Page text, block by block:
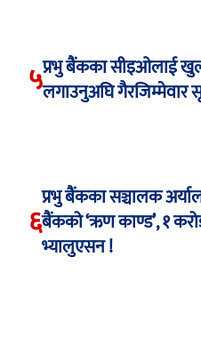
५प्रभु बैंकका सीइओलाई
लगाउनुअघि गैरजिम्मेवार
६
प्रभु बैंकका सञ्चालक
बैंकको ‘ऋण काण्ड’, १
भ्यालुएसन !